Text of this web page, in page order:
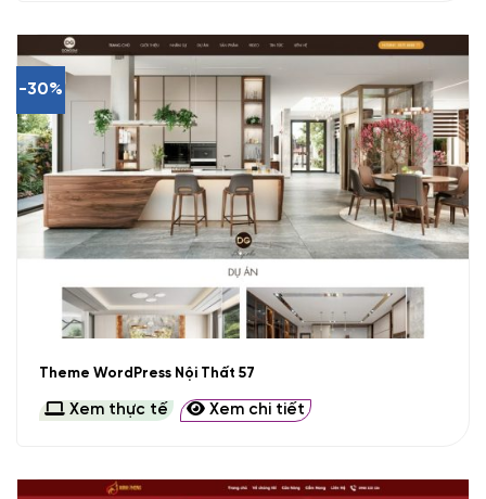
-30%
Theme WordPress Nội Thất 57
Xem thực tế Xem chi tiết